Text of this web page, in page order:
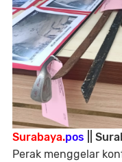
Surabaya.pos ||
Perak menggelar